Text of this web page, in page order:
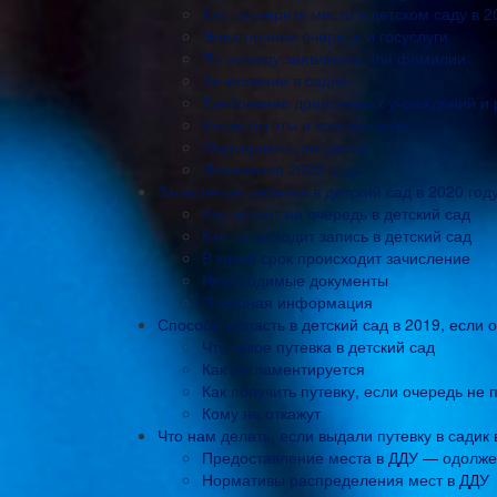
Как проверить место в детском саду в
Электронная очередь и госуслуги
По номеру заявления или фамилии
Зачисление в садик
Требование дошкольных учреждений и
Какие льготы и компенсации
Медсправки для детей
Изменения 2020 года
Зачисление ребенка в детский сад в 2020
Как встают на очередь в детский сад
Как происходит запись в детский сад
В какой срок происходит зачисление
Необходимые документы
Полезная информация
Способы попасть в детский сад в 2019, если
Что такое путевка в детский сад
Как регламентируется
Как получить путевку, если очередь не
Кому не откажут
Что нам делать, если выдали путевку в
Предоставление места в ДДУ —
Нормативы распределения мест в ДДУ